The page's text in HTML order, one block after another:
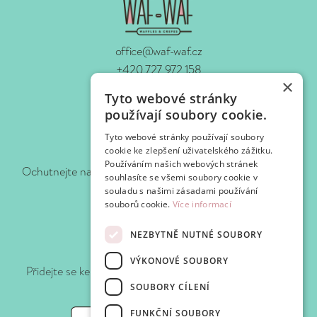
office@waf-waf.cz
+420 727 972 158
Kontakty
Sledujte nás!
Ochutnejte naše novinky hned, jak je pro vás připravíme.
Připojte se k WafClub
Přidejte se ke klubu Waf-Waf a získejte slevy a speciální
nabídky při každé návštěvě.
×
Tyto webové stránky
používají soubory cookie.
Tyto webové stránky používají soubory
cookie ke zlepšení uživatelského zážitku.
Používáním našich webových stránek
souhlasíte se všemi soubory cookie v
souladu s našimi zásadami používání
souborů cookie. Více informací
NEZBYTNĚ NUTNÉ SOUBORY
VÝKONOVÉ SOUBORY
SOUBORY CÍLENÍ
FUNKČNÍ SOUBORY